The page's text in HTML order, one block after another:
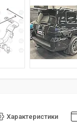
Характеристики